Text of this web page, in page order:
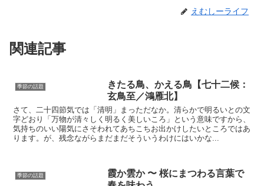
えむしーライフ
関連記事
季節の話題
きたる鳥、かえる鳥【七十二候：
玄鳥至／鴻雁北】
さて、二十四節気では「清明」まっただなか。清らかで明るいとの文
字どおり「万物が清々しく明るく美しいころ」という意味ですから、
気持ちのいい陽気にさそわれてあちこちお出かけしたいところではあ
ります。が、残念ながらまだまだそういうわけにはいかな...
季節の話題
霞か雲か 〜 桜にまつわる言葉で